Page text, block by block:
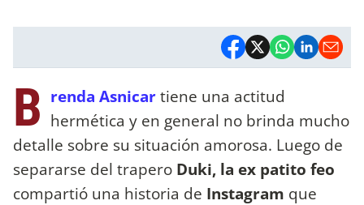
B renda Asnicartiene una actitud
hermética y en general no brinda mucho
detalle sobre su situación amorosa. Luego de
separarse del trapero Duki, la ex patito feo
compartió una historia de Instagram que